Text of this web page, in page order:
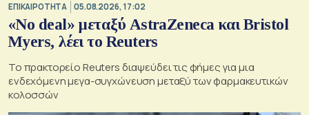
ΕΠΙΚΑΙΡΟΤΗΤΑ 05.08.2026, 17:02
«No deal» μεταξύ AstraZeneca και Bristol
Myers, λέει το Reuters
Το πρακτορείο Reuters διαψεύδει τις φήμες για μια
ενδεχόμενη μεγα-συγχώνευση μεταξύ των φαρμακευτικών
κολοσσών